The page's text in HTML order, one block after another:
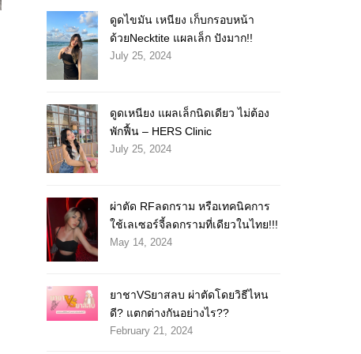
ดูดไขมัน เหนียง เก็บกรอบหน้า
ด้วยNecktite แผลเล็ก ปังมาก!!
July 25, 2024
ดูดเหนียง แผลเล็กนิดเดียว ไม่ต้อง
พักฟื้น – HERS Clinic
July 25, 2024
ผ่าตัด RFลดกราม หรือเทคนิคการ
ใช้เลเซอร์จี้ลดกรามที่เดียวในไทย!!!
May 14, 2024
ยาชาVSยาสลบ ผ่าตัดโดยวิธีไหน
ดี? แตกต่างกันอย่างไร??
February 21, 2024